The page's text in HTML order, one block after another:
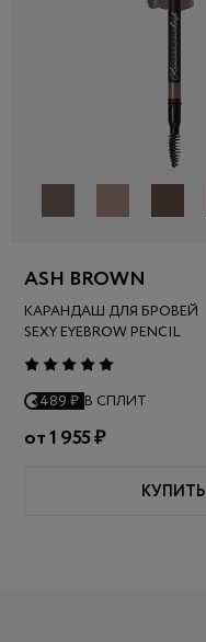
ASH BROWN
КАРАНДАШ ДЛЯ БРОВЕЙ
SEXY EYEBROW PENCIL
489 ₽ В СПЛИТ
от1 955 ₽
КУПИТЬ